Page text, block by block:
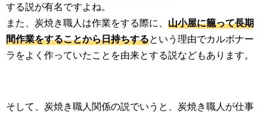
する説が有名ですよね。
また、炭焼き職人は作業をする際に、 山小屋に籠って長期
間作業をすることから日持ちするという理由でカルボナー
ラをよく作っていたことを由来とする説などもあります。
そして、炭焼き職人関係の説でいうと、炭焼き職人が仕事